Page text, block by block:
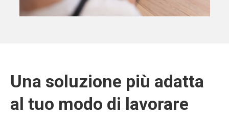
Una soluzione più adatta
al tuo modo di lavorare